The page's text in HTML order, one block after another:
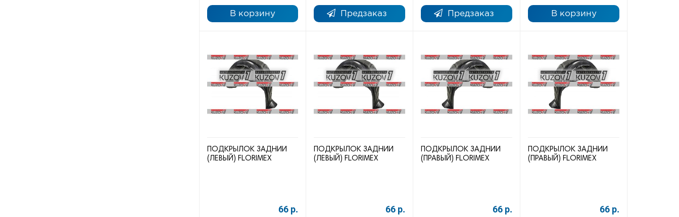
В корзину Предзаказ Предзаказ В корзину
ПОДКРЫЛОК ЗАДНИЙ
(ЛЕВЫЙ) FLORIMEX
66 р.
ПОДКРЫЛОК ЗАДНИЙ
(ЛЕВЫЙ) FLORIMEX
66 р.
ПОДКРЫЛОК ЗАДНИЙ
(ПРАВЫЙ) FLORIMEX
66 р.
ПОДКРЫЛОК ЗАДНИЙ
(ПРАВЫЙ) FLORIMEX
66 р.